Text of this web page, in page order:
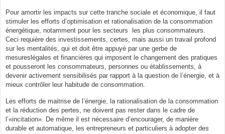
Pour amortir les impacts sur cette tranche sociale et économique, il faut
stimuler les efforts d’optimisation et rationalisation de la consommation
énergétique, notamment pour les secteurs les plus consommateurs.
Ceci requière des investissements, certes, mais aussi un travail profond
sur les mentalités, qui et doit être appuyé par une gerbe de
mesureslégales et financières qui imposent le changement des pratiques
et pousseront les consommateurs, personnes ou établissements, à
devenir activement sensibilisés par rapport à la question de l’énergie, et à
mieux contrôler leur habitude de consommation.
Les efforts de maitrise de l’énergie, la rationalisation de la consommation
et la réduction des pertes, ne doivent pas rester dans le cadre de
l’«incitation». De même il est nécessaire d’encourager, de manière
durable et automatique, les entrepreneurs et particuliers à adopter des